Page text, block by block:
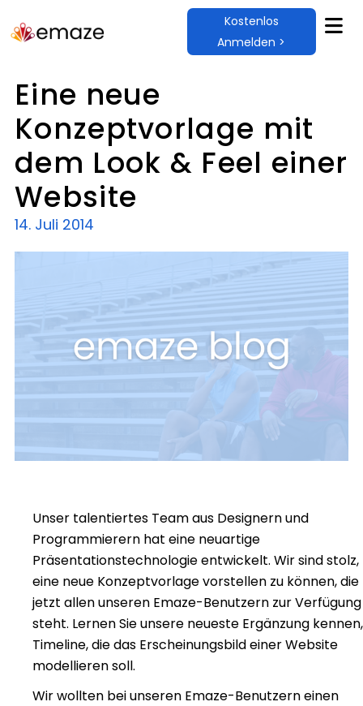
Kostenlos
Anmelden >
Eine neue
Konzeptvorlage mit
dem Look & Feel einer
Website
14. Juli 2014
Unser talentiertes Team aus Designern und
Programmierern hat eine neuartige
Präsentationstechnologie entwickelt. Wir sind stolz,
eine neue Konzeptvorlage vorstellen zu können, die
jetzt allen unseren Emaze-Benutzern zur Verfügung
steht. Lernen Sie unsere neueste Ergänzung kennen,
Timeline, die das Erscheinungsbild einer Website
modellieren soll.
Wir wollten bei unseren Emaze-Benutzern einen